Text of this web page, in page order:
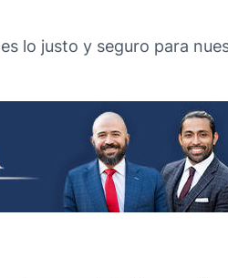
lo justo y seguro para